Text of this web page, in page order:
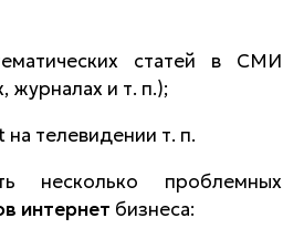
статей в СМИ
журналах и т. п.);
телевидении т. п.
несколько проблемных
интернет бизнеса: